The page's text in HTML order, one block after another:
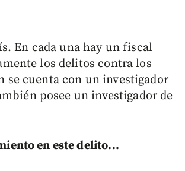
En cada una hay un fiscal
los delitos contra los
se cuenta con un investigador
posee un investigador de
en este delito...